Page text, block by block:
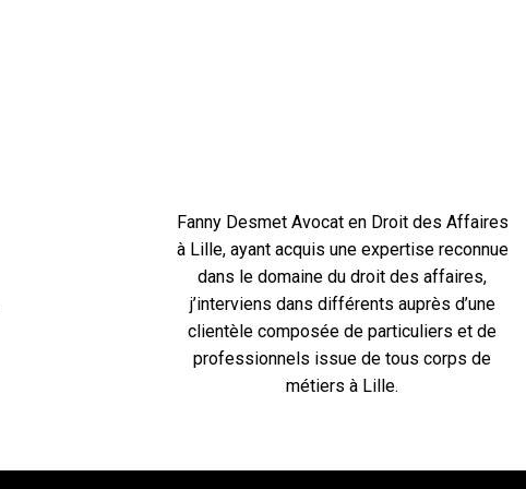
Fanny Desmet Avocat en Droit des Affaires
à Lille, ayant acquis une expertise reconnue
dans le domaine du droit des affaires,
j’interviens dans différents auprès d’une
clientèle composée de particuliers et de
professionnels issue de tous corps de
métiers à Lille.